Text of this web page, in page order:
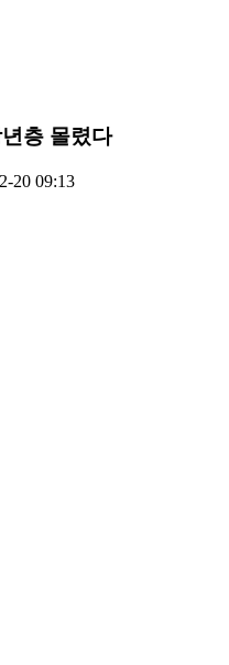
층 몰렸다
20 09:13